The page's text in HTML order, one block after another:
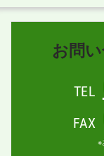
お問
TEL
FAX
※